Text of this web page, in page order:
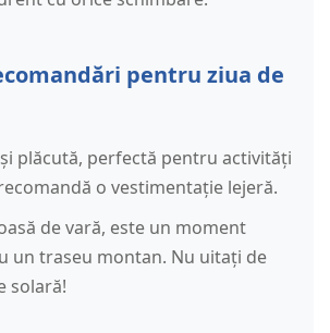
pentru ziua de
plăcută, perfectă pentru activități
o vestimentație lejeră.
de vară, este un moment
un traseu montan. Nu uitați de
solară!